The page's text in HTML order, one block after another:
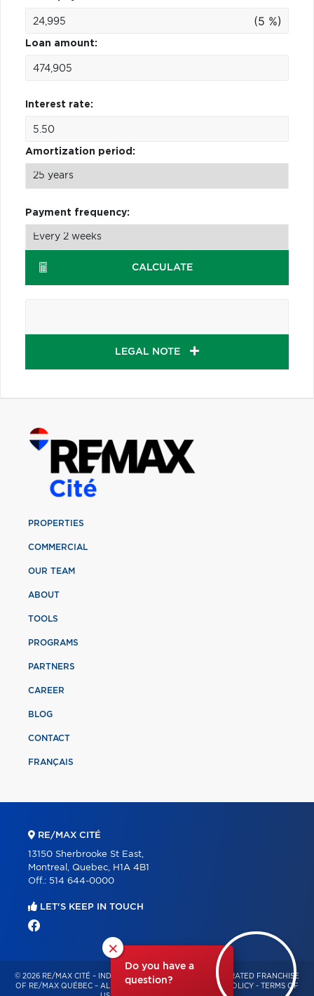
(5 %)
Loan amount:
Interest rate:
Amortization period:
Payment frequency:
CALCULATE
LEGAL NOTE
×
Do you have a
question?
PROPERTIES
COMMERCIAL
OUR TEAM
ABOUT
TOOLS
PROGRAMS
PARTNERS
CAREER
BLOG
CONTACT
FRANÇAIS
RE/MAX CITÉ
13150 Sherbrooke St East,
Montreal, Quebec, H1A 4B1
Off.: 514 644-0000
LET'S KEEP IN TOUCH
© 2026 RE/MAX CITÉ – INDEPENDENTLY OWNED AND OPERATED FRANCHISE
OF RE/MAX QUÉBEC – ALL RIGHTS RESERVED -
PRIVACY POLICY -
TERMS OF